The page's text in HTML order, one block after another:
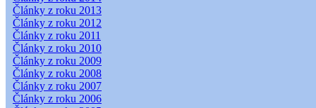
Články z roku 2013
Články z roku 2012
Články z roku 2011
Články z roku 2010
Články z roku 2009
Články z roku 2008
Články z roku 2007
Články z roku 2006